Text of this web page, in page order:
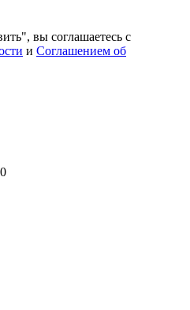
вы соглашаетесь с
и Соглашением об